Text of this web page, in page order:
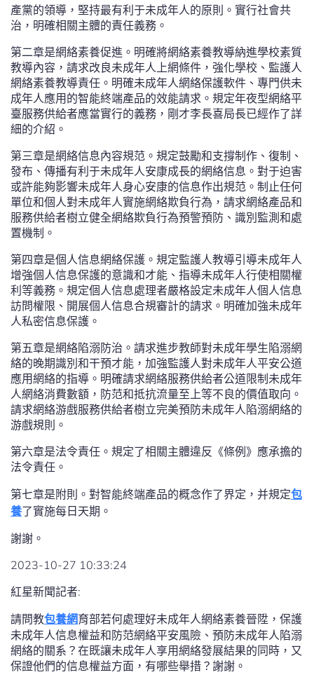
產黨的領導，堅持最有利于未成年人的原則。實行社會共
治，明確相關主體的責任義務。
第二章是網絡素養促進。明確將網絡素養教導納進學校素質
教導內容，請求改良未成年人上網條件，強化學校、監護人
網絡素養教導責任。明確未成年人網絡保護軟件、專門供未
成年人應用的智能終端產品的效能請求。規定年夜型網絡平
臺服務供給者應當實行的義務，剛才李長喜局長已經作了詳
細的介紹。
第三章是網絡信息內容規范。規定鼓勵和支撐制作、復制、
發布、傳播有利于未成年人安康成長的網絡信息。對于迫害
或許能夠影響未成年人身心安康的信息作出規范。制止任何
單位和個人對未成年人實施網絡欺負行為，請求網絡產品和
服務供給者樹立健全網絡欺負行為預警預防、識別監測和處
置機制。
第四章是個人信息網絡保護。規定監護人教導引導未成年人
增強個人信息保護的意識和才能、指導未成年人行使相關權
利等義務。規定個人信息處理者嚴格設定未成年人個人信息
訪問權限、開展個人信息合規審計的請求。明確加強未成年
人私密信息保護。
第五章是網絡陷溺防治。請求進步教師對未成年學生陷溺網
絡的晚期識別和干預才能，加強監護人對未成年人平安公道
應用網絡的指導。明確請求網絡服務供給者公道限制未成年
人網絡消費數額，防范和抵抗流量至上等不良的價值取向。
請求網絡游戲服務供給者樹立完美預防未成年人陷溺網絡的
游戲規則。
第六章是法令責任。規定了相關主體違反《條例》應承擔的
法令責任。
第七章是附則。對智能終端產品的概念作了界定，并規定包
養了實施每日天期。
謝謝。
2023-10-27 10:33:24
紅星新聞記者:
請問教包養網育部若何處理好未成年人網絡素養晉陞，保護
未成年人信息權益和防范網絡平安風險、預防未成年人陷溺
網絡的關系？在既讓未成年人享用網絡發展結果的同時，又
保證他們的信息權益方面，有哪些舉措？謝謝。